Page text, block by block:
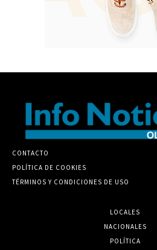
CONTACTO
POLÍTICA DE COOKIES
TÉRMINOS Y CONDICIONES DE USO
LOCALES
NACIONALES
POLÍTICA